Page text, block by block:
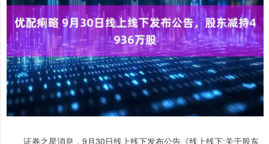
证券之星消息，9月30日线上线下发布公告《线上线下:关于股东